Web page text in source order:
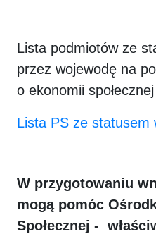
Lista podmiotów ze
przez wojewodę na
o ekonomii
Lista PS ze statusem
W przygotowaniu
mogą pomóc
Społecznej -